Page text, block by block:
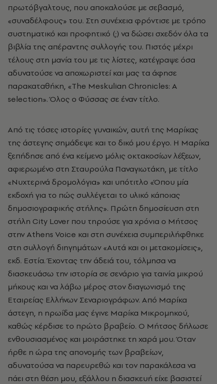
πρωτόβγαλτους, που αποκαλούσε με σεβασμό,
«συναδέλφους» του. Στη συνέχεια φρόντισε με τρόπο
συστηματικό και προφητικό (;) να δώσει σχεδόν όλα τα
βιβλία της απέραντης συλλογής του. Πιστός μέχρι
τέλους στη μανία του με τις λίστες, κατέγραψε όσα
αδυνατούσε να αποχωριστεί και μας τα άφησε
παρακαταθήκη, «The Meskulian Chronicles: A
selection». Όλος ο Φύσσας σε έναν τίτλο.
Από τις τόσες ιστορίες γυναικών, αυτή της Μαρίκας
της άστεγης σημάδεψε και το δικό μου έργο. Η Μαρίκα
ξεπήδησε από ένα κείμενο μόλις οκτακοσίων λέξεων,
αφιερωμένο στη Σταυρούλα Παναγιωτάκη, με τίτλο
«Νυχτερινά δρομολόγια» και υπότιτλο «Όπου μία
εκδοχή για το πώς συλλέγεται το υλικό κάποιας
δημοσιογραφικής στήλης». Πρώτη δημοσίευση στη
στήλη City Lover που τηρούσε για χρόνια ο Μήτσος
στην Athens Voice και στη συνέχεια συμπεριλήφθηκε
στη συλλογή διηγημάτων «Αυτά και οι μετακομίσεις»,
εκδ. Εστία. Έχοντας την άδειά του, τόλμησα να
διασκευάσω την ιστορία σε σενάριο για ταινία μικρού
μήκους και να λάβω μέρος στον διαγωνισμό της
Εταιρείας Ελλήνων Σεναριογράφων. Από Μαρίκα
άστεγη, η ηρωίδα μας έγινε Μαρίκα Μικρομηκού,
καθώς κέρδισε το πρώτο βραβείο. Ο Μήτσος δήλωσε
ενθουσιασμένος και μοιράστηκε τη χαρά μου. Όταν
ήρθε η ώρα της απονομής των βραβείων,
αδυνατούσα να παρευρεθώ και τον παρακάλεσα να
πάει στη θέση μου, εξάλλου η διασκευή είχε βασιστεί